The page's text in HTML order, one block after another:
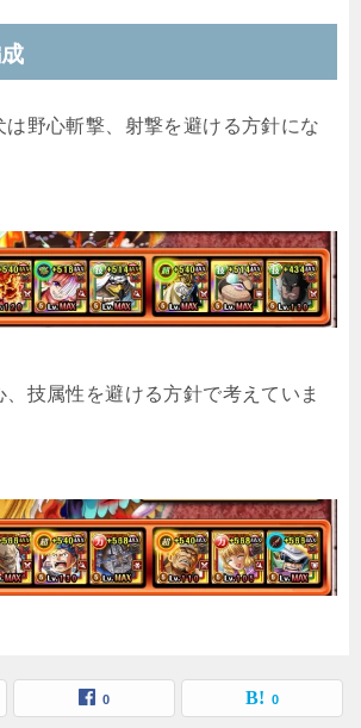
は野心斬撃、射撃を避ける方針にな
、技属性を避ける方針で考えていま
0 0